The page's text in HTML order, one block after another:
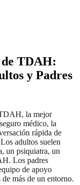
de TDAH:
y Padres
la mejor
médico, la
rápida de
adultos suelen
un psiquiatra, un
Los padres
de apoyo
más de un entorno.